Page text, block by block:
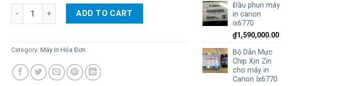
Máy in hóa đơn HPRT TP806L quantity
ADD TO CART
Category: Máy In Hóa Đơn
Đầu phun máy
in canon
ix6770
₫1,590,000.00
Bộ Dẫn Mực
Chip Xịn Zin
cho máy in
Canon Ix6770